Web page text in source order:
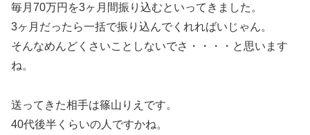
毎月70万円を3ヶ月間振り込むといってきました。
3ヶ月だったら一括で振り込んでくれればいじゃん。
そんなめんどくさいことしないでさ・・・・と思います
ね。
送ってきた相手は篠山りえです。
40代後半くらいの人ですかね。